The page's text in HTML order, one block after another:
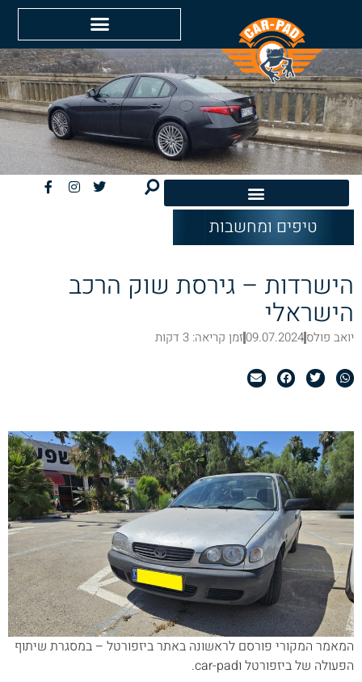
טיפים ומחשבות
הישרדות – גירסת שוק הרכב
הישראלי
יואב פולס09.07.2024זמן קריאה: 3 דקות
המאמר המקורי פורסם לראשונה באתר ביזפורטל – במסגרת שיתוף
הפעולה של ביזפורטל וcar-pad.